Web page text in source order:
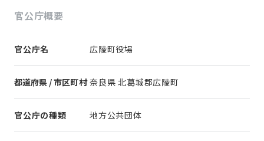
官公庁概要
官公庁名 広陵町役場
都道府県 / 市区町村 奈良県 北葛城郡広陵町
官公庁の種類 地方公共団体